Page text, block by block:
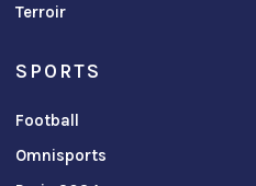
Terroir
SPORTS
Football
Omnisports